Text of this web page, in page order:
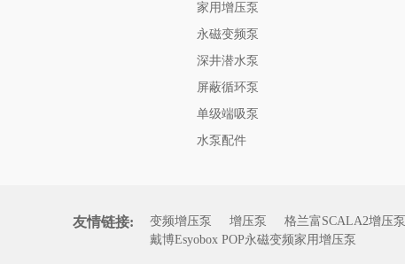
家用增压泵
永磁变频泵
深井潜水泵
屏蔽循环泵
单级端吸泵
水泵配件
友情链接: 变频增压泵 增压泵 格兰富SCALA2增压泵
戴博Esyobox POP永磁变频家用增压泵